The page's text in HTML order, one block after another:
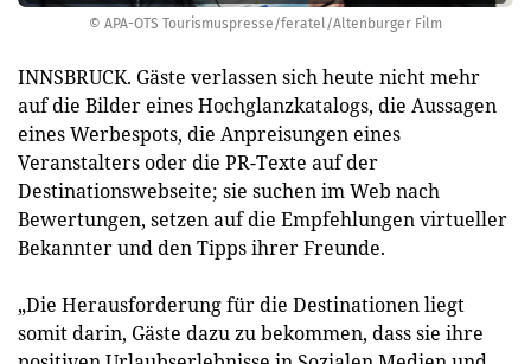
© APA-OTS Tourismuspresse/feratel/Altenburger Film
INNSBRUCK. Gäste verlassen sich heute nicht mehr
auf die Bilder eines Hochglanzkatalogs, die Aussagen
eines Werbespots, die Anpreisungen eines
Veranstalters oder die PR-Texte auf der
Destinationswebseite; sie suchen im Web nach
Bewertungen, setzen auf die Empfehlungen virtueller
Bekannter und den Tipps ihrer Freunde.
„Die Herausforderung für die Des­tinationen liegt
somit darin, Gäste dazu zu bekommen, dass sie ihre